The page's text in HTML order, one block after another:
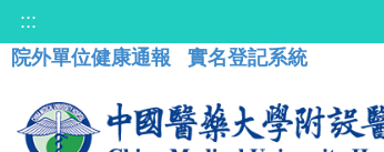
:::
院外單位健康通報
實名登記系統